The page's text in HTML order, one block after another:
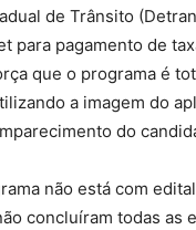
de Trânsito
para pagamento de
que o programa é
a imagem do
do
não está com
concluíram todas as